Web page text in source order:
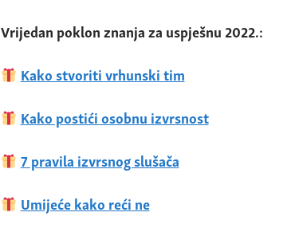
Vrijedan poklon znanja za uspješnu 2022.:
Kako stvoriti vrhunski tim
Kako postići osobnu izvrsnost
7 pravila izvrsnog slušača
Umijeće kako reći ne